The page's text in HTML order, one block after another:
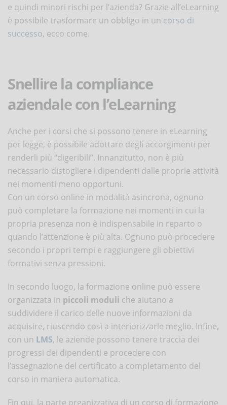
e quindi minori rischi per l’azienda? Grazie all’eLearning
è possibile trasformare un obbligo in un corso di
successo, ecco come.
Snellire la compliance
aziendale con l’eLearning
Anche per i corsi che si possono tenere in eLearning
per legge, è possibile adottare degli accorgimenti per
renderli più “digeribili”. Innanzitutto, non è più
necessario distogliere i dipendenti dalle proprie attività
nei momenti meno opportuni.
Con un corso online in modalità asincrona, ognuno
può completare la formazione nei momenti in cui la
propria presenza non è indispensabile in reparto o
quando l’attenzione è più alta. Ognuno può procedere
secondo i propri tempi e raggiungere gli obiettivi
formativi senza pressioni.
In secondo luogo, la formazione online può essere
organizzata in piccoli moduli che aiutano a
suddividere il carico delle nuove informazioni da
acquisire, riuscendo così a interiorizzarle meglio. Infine,
con un LMS, le aziende possono tenere traccia dei
progressi dei dipendenti e procedere con
l’assegnazione del certificato a completamento del
corso in maniera automatica.
Fin qui, la parte organizzativa di un corso di formazione